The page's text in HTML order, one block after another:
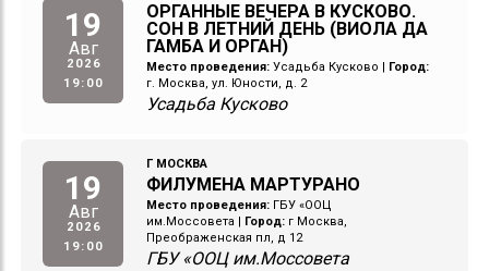
19
Авг
2026
19:00
ОРГАННЫЕ ВЕЧЕРА В КУСКОВО.
СОН В ЛЕТНИЙ ДЕНЬ (ВИОЛА ДА
ГАМБА И ОРГАН)
Место проведения: Усадьба Кусково
Город:
г. Москва, ул. Юности, д. 2
Усадьба Кусково
19
Авг
2026
19:00
Г МОСКВА
ФИЛУМЕНА МАРТУРАНО
Место проведения: ГБУ «ООЦ
им.Моссовета
Город: г Москва,
Преображенская пл, д 12
ГБУ «ООЦ им.Моссовета